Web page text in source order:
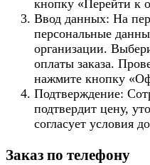
кнопку «Перейти к
Ввод данных: На
персональные
организации.
оплаты заказа.
нажмите кнопку
Подтверждение:
подтвердит цену,
согласует условия
Заказ по телефону